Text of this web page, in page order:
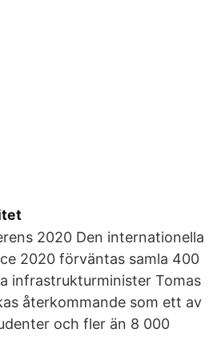
2020 Den internationella
2020 förväntas samla 400
infrastrukturminister Tomas
återkommande som ett av
och fler än 8 000